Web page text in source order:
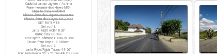
Cabluri si camasi Jagwire / Ashima
Frane mecanice disc Hayes MX4
Manete frana Avid FR-5
Placute frana disc Jagwire MX2/MX4
Placute frana disc Hayes MX2/MX4
SET ROTI MTB
Set roti 1:
Jante ALEX ACE-18 26"
Butuc fata KK Disc
Butuc spate Shimano FH-M475 Disc
Discuri frana Hayes IS 160mm
Set roti 2:
Jante Ryde/Rigida Taurus-19 26"